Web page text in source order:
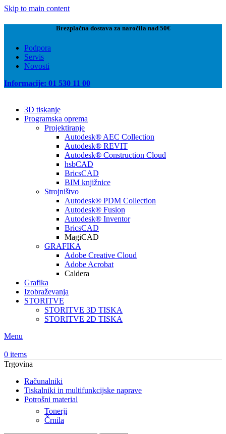
Skip to main content
Brezplačna dostava za naročila nad 50€
Podpora
Servis
Novosti
Informacije: 01 530 11 00
3D tiskanje
Programska oprema
Projektiranje
Autodesk® AEC Collection
Autodesk® REVIT
Autodesk® Construction Cloud
hsbCAD
BricsCAD
BIM knjižnice
Strojništvo
Autodesk® PDM Collection
Autodesk® Fusion
Autodesk® Inventor
BricsCAD
MagiCAD
GRAFIKA
Adobe Creative Cloud
Adobe Acrobat
Caldera
Grafika
Izobraževanja
STORITVE
STORITVE 3D TISKA
STORITVE 2D TISKA
Menu
0 items
Trgovina
Računalniki
Tiskalniki in multifunkcijske naprave
Potrošni material
Tonerji
Črnila